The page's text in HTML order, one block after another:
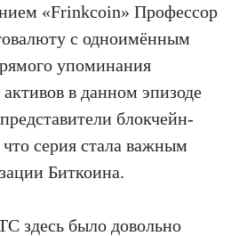
«Frinkcoin» Профессор
с одноимённым
упоминания
в данном эпизоде
блокчейн-
серия стала важным
Биткоина.
здесь было довольно